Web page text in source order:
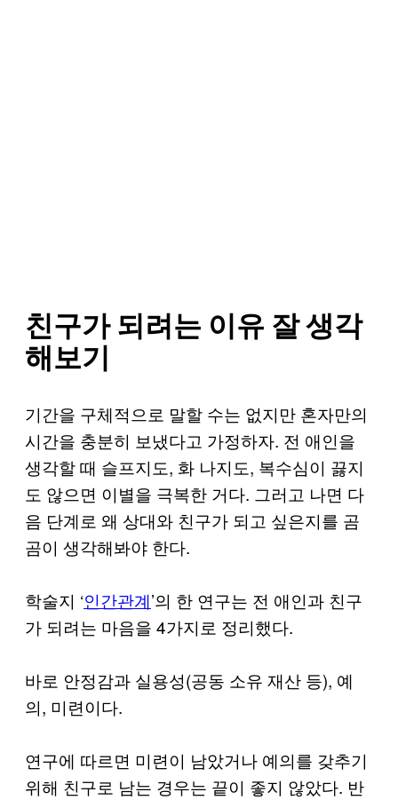
친구가 되려는 이유 잘 생각
해보기
기간을 구체적으로 말할 수는 없지만 혼자만의
시간을 충분히 보냈다고 가정하자. 전 애인을
생각할 때 슬프지도, 화 나지도, 복수심이 끓지
도 않으면 이별을 극복한 거다. 그러고 나면 다
음 단계로 왜 상대와 친구가 되고 싶은지를 곰
곰이 생각해봐야 한다.
학술지 ‘인간관계’의 한 연구는 전 애인과 친구
가 되려는 마음을 4가지로 정리했다.
바로 안정감과 실용성(공동 소유 재산 등), 예
의, 미련이다.
연구에 따르면 미련이 남았거나 예의를 갖추기
위해 친구로 남는 경우는 끝이 좋지 않았다. 반